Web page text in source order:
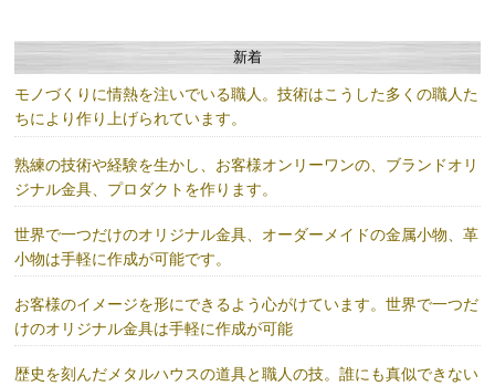
新着
モノづくりに情熱を注いでいる職人。技術はこうした多くの職人た
ちにより作り上げられています。
熟練の技術や経験を生かし、お客様オンリーワンの、ブランドオリ
ジナル金具、プロダクトを作ります。
世界で一つだけのオリジナル金具、オーダーメイドの金属小物、革
小物は手軽に作成が可能です。
お客様のイメージを形にできるよう心がけています。世界で一つだ
けのオリジナル金具は手軽に作成が可能
歴史を刻んだメタルハウスの道具と職人の技。誰にも真似できない